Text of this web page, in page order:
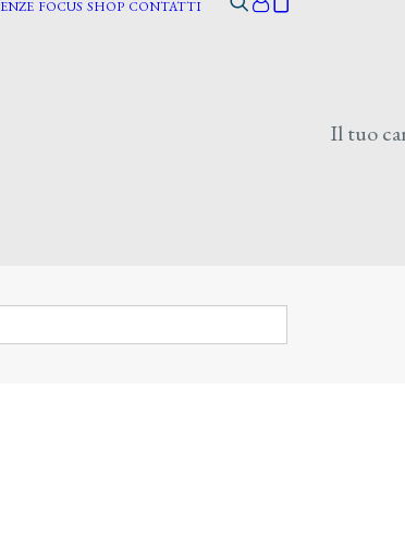
FOCUS SHOP CONTATTI
Il tuo